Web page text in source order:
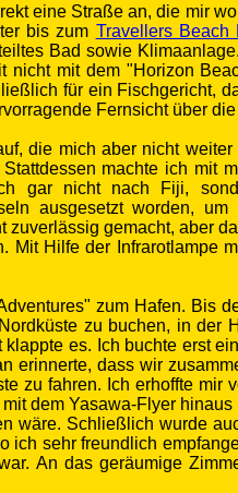
eine Straße an, die mir
bis zum Travellers Beach
Bad sowie
nicht mit dem "Horizon
für ein Fischgericht,
Fernsicht über
die mich aber nicht
machte ich mit
gar nicht nach Fiji,
ausgesetzt worden,
zuverlässig gemacht, aber
Mit Hilfe der Infrarotlampe
zum Hafen. Bis
zu buchen, in der
es. Ich buchte erst
dass wir
zu fahren. Ich erhoffte
dem Yasawa-Flyer
Schließlich wurde
ich sehr freundlich
An das geräumige